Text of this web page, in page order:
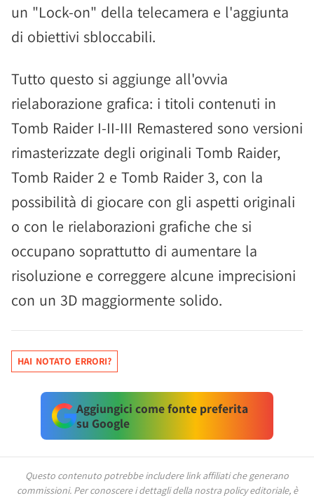
un "Lock-on" della telecamera e l'aggiunta
di obiettivi sbloccabili.
Tutto questo si aggiunge all'ovvia
rielaborazione grafica: i titoli contenuti in
Tomb Raider I-II-III Remastered sono versioni
rimasterizzate degli originali Tomb Raider,
Tomb Raider 2 e Tomb Raider 3, con la
possibilità di giocare con gli aspetti originali
o con le rielaborazioni grafiche che si
occupano soprattutto di aumentare la
risoluzione e correggere alcune imprecisioni
con un 3D maggiormente solido.
HAI NOTATO ERRORI?
Aggiungici come fonte preferita
su Google
Questo contenuto potrebbe includere link affiliati che generano
commissioni. Per conoscere i dettagli della nostra policy editoriale, è